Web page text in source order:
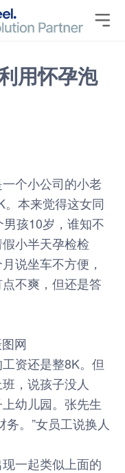

用怀孕泡
个小公司的小老
本来觉得这女同
孩10岁，谁知不
小半天孕检检
说坐车不方便，
不爽，但还是答
网
资还是整8K。但
，说孩子没人
幼儿园。张先生
。”女员工说换人
一起类似上面的